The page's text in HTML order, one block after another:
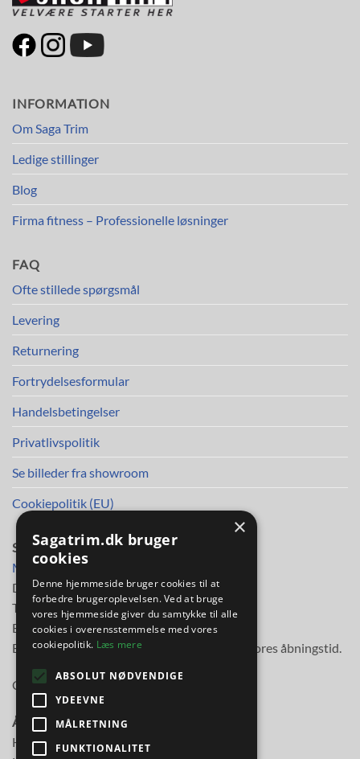
INFORMATION
Om Saga Trim
Ledige stillinger
Blog
Firma fitness – Professionelle løsninger
FAQ
Ofte stillede spørgsmål
Levering
Returnering
Fortrydelsesformular
Handelsbetingelser
Privatlivspolitik
Se billeder fra showroom
Cookiepolitik (EU)
SAGA TRIM APS
Mileparken 30
DK-2730 Herlev
Telefon38 11 48 11
E-mail:info@sagatrim.dk
E-mail besvares normalt inden for 3 timer i vores åbningstid.
Cvr-nr: 89613817
Åbningstider:
Hverdage kl. 10.00-17.30
×
Sagatrim.dk bruger
cookies
Denne hjemmeside bruger cookies til at
forbedre brugeroplevelsen. Ved at bruge
vores hjemmeside giver du samtykke til alle
cookies i overensstemmelse med vores
cookiepolitik. Læs mere
ABSOLUT NØDVENDIGE
YDEEVNE
MÅLRETNING
FUNKTIONALITET